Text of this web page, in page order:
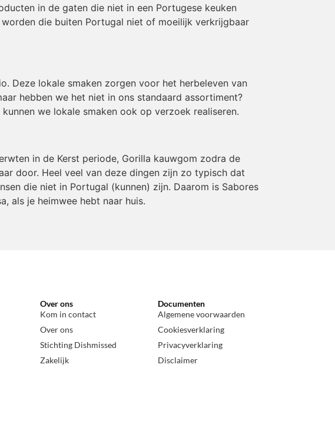
in de gaten die niet in een Portugese keuken
die buiten Portugal niet of moeilijk verkrijgbaar
Deze lokale smaken zorgen voor het herbeleven van
hebben we het niet in ons standaard assortiment?
we lokale smaken ook op verzoek realiseren.
in de Kerst periode, Gorilla kauwgom zodra de
door. Heel veel van deze dingen zijn zo typisch dat
die niet in Portugal (kunnen) zijn. Daarom is Sabores
als je heimwee hebt naar huis.
Over ons
Kom in contact
Over ons
Stichting Dishmissed
Zakelijk
Documenten
Algemene voorwaarden
Cookiesverklaring
Privacyverklaring
Disclaimer